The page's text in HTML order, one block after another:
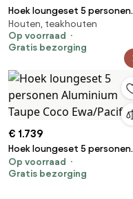
Hoek loungeset 5 personen
Aluminium Grijs Lifestyle
Garden Furniture Marietta
Houten, teakhouten
Op voorraad
Gratis bezorging
€ 1.739
Hoek loungeset 5 personen
Aluminium Taupe Coco
Ewa/Pacific
Op voorraad
Gratis bezorging